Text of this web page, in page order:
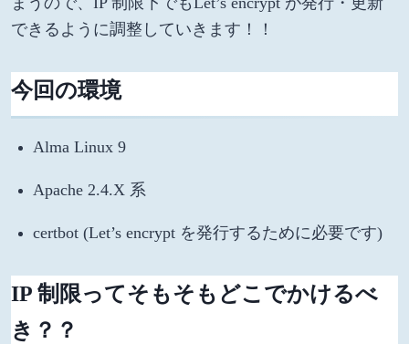
できるように調整していきます！！
今回の環境
Alma Linux 9
Apache 2.4.X 系
certbot (Let’s encrypt を発行するために必要です)
IP 制限ってそもそもどこでかけるべ
き？？